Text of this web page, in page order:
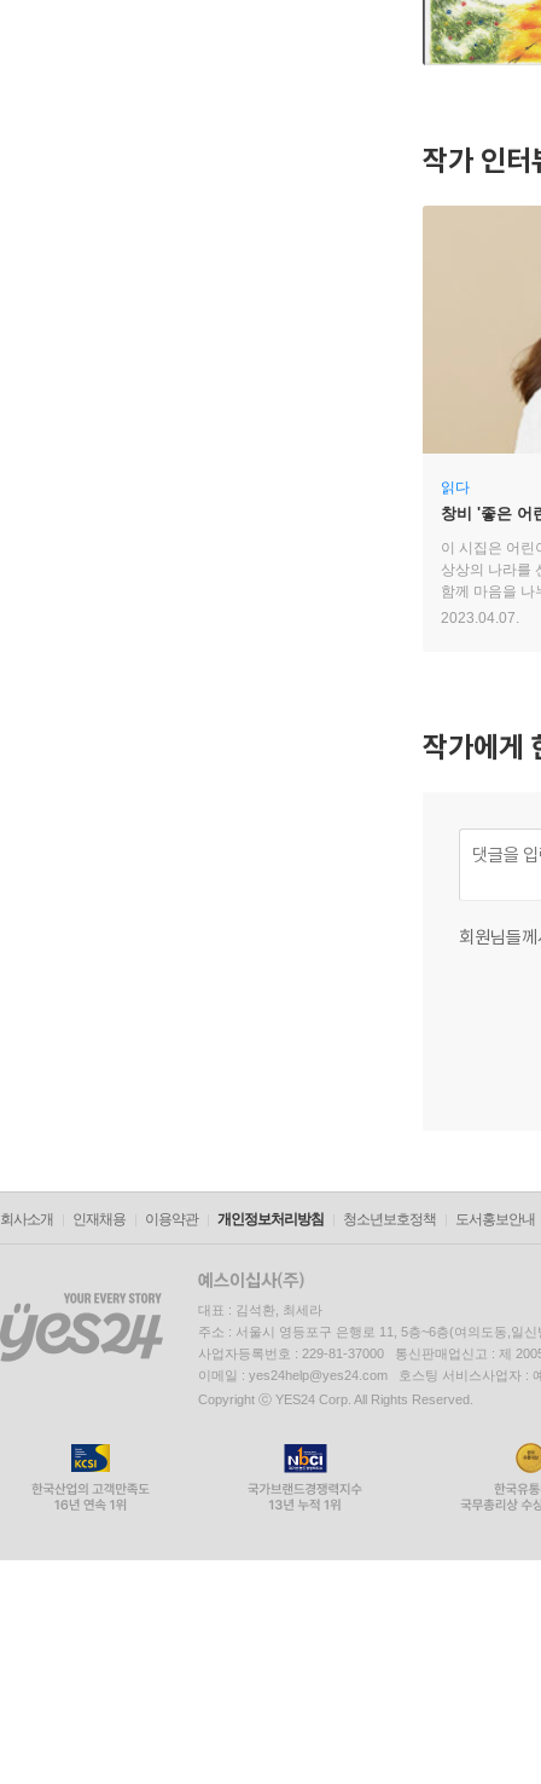
작가 인터
읽다
창비 '좋은 어
이 시집은 어린
상상의 나라를
함께 마음을 나
아이들은 따뜻
2023.04.07.
작가에게
회원님들
회사소개 인재채용 이용약관 개인정보처리방침 청소년보호정책 도서홍보안내
대표 : 김석환, 최세라
주소 : 서울시 영등포구 은행로 11, 5층~6층(여의도동,일신
사업자등록번호 : 229-81-37000 통신판매업신고 : 제
이메일 : yes24help@yes24.com 호스팅 서비스사업자 :
Copyright ⓒ YES24 Corp. All Rights Reserved.